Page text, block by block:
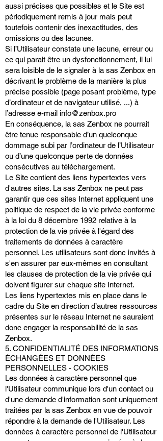
aussi précises que possibles et le Site est
périodiquement remis à jour mais peut
toutefois contenir des inexactitudes, des
omissions ou des lacunes.
Si l’Utilisateur constate une lacune, erreur ou
ce qui parait être un dysfonctionnement, il lui
sera loisible de le signaler à la sas Zenbox en
décrivant le problème de la manière la plus
précise possible (page posant problème, type
d’ordinateur et de navigateur utilisé, ...) à
l’adresse e-mail info@zenbox.pro
En conséquence, la sas Zenbox ne pourrait
être tenue responsable d’un quelconque
dommage subi par l’ordinateur de l’Utilisateur
ou d’une quelconque perte de données
consécutives au téléchargement.
Le Site contient des liens hypertextes vers
d'autres sites. La sas Zenbox ne peut pas
garantir que ces sites Internet appliquent une
politique de respect de la vie privée conforme
à la loi du 8 décembre 1992 relative à la
protection de la vie privée à l'égard des
traitements de données à caractère
personnel. Les utilisateurs sont donc invités à
s'en assurer par eux-mêmes en consultant
les clauses de protection de la vie privée qui
doivent figurer sur chaque site Internet.
Les liens hypertextes mis en place dans le
cadre du Site en direction d’autres ressources
présentes sur le réseau Internet ne sauraient
donc engager la responsabilité de la sas
Zenbox.
5. CONFIDENTIALITÉ DES INFORMATIONS
ÉCHANGÉES ET DONNÉES
PERSONNELLES - COOKIES
Les données à caractère personnel que
l'Utilisateur communique lors d'un contact ou
d'une demande d'information sont uniquement
traitées par la sas Zenbox en vue de pouvoir
répondre à la demande de l'Utilisateur. Les
données à caractère personnel de l'Utilisateur